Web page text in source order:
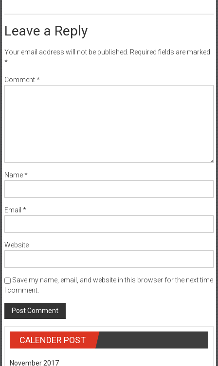
Leave a Reply
Your email address will not be published. Required fields are marked
*
Comment*
Name*
Email *
Website
Save my name, email, and website in this browser for the next time
I comment.
CALENDER POST
November 2017